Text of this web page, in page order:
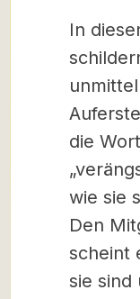
In
die
wie sie
Den
scheint
sie sind